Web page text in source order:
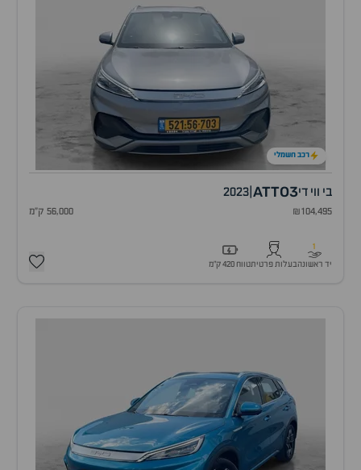
רכב חשמלי
בי ווי דיATTO3
2023
₪104,495 56,000 ק"מ
1
יד ראשונהבעלות פרטיתטווח 420 ק״מ